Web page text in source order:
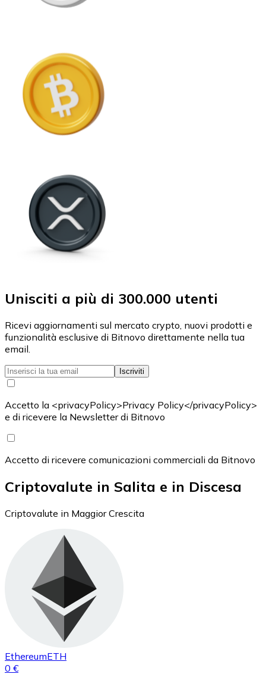
Unisciti a più di 300.000 utenti
Ricevi aggiornamenti sul mercato crypto, nuovi prodotti e
funzionalità esclusive di Bitnovo direttamente nella tua
email.
Iscriviti
Accetto la <privacyPolicy>Privacy Policy</privacyPolicy>
e di ricevere la Newsletter di Bitnovo
Accetto di ricevere comunicazioni commerciali da Bitnovo
Criptovalute in Salita e in Discesa
Criptovalute in Maggior Crescita
EthereumETH
0 €